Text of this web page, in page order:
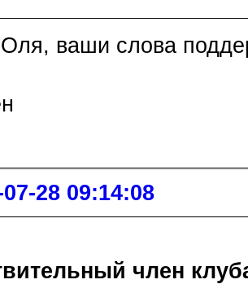
ваши слова
28 09:14:08
член